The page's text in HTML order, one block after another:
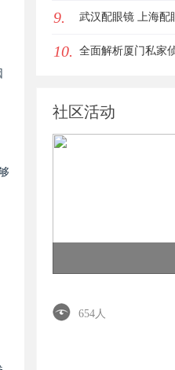
商俐麸科技
9. 武汉配眼镜 上海配
10. 全面解析厦门私家
社区活动
654人